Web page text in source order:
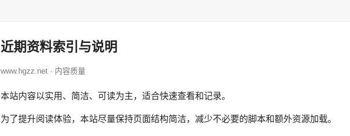
近期资料索引与说明
www.hgzz.net · 内容质量
本站内容以实用、简洁、可读为主，适合快速查看和记录。
为了提升阅读体验，本站尽量保持页面结构简洁，减少不必要的脚本和额外资源加载。